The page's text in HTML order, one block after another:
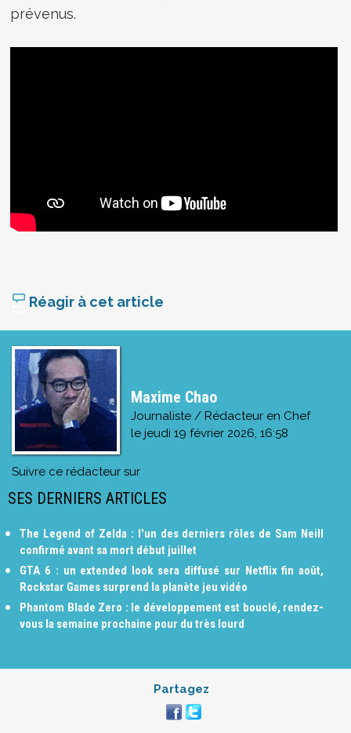
prévenus.
Réagir à cet article
Maxime Chao
Journaliste / Rédacteur en Chef
le jeudi 19 février 2026, 16:58
Suivre ce rédacteur sur
SES DERNIERS ARTICLES
The Legend of Zelda : l'un des derniers rôles de Sam Neill
confirmé avant sa mort début juillet
GTA 6 : un extended look sera diffusé sur Netflix fin août,
Rockstar Games surprend la planète jeu vidéo
Phantom Blade Zero : le développement est bouclé, rendez-
vous la semaine prochaine pour du très lourd
Partagez